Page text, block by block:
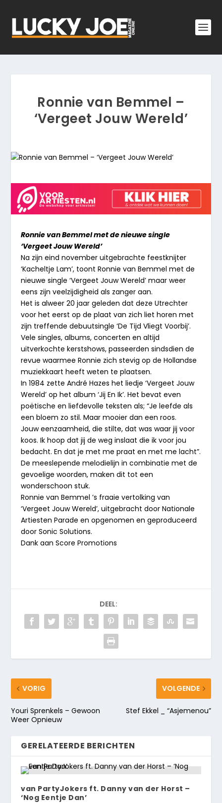
Ronnie van Bemmel –
‘Vergeet Jouw Wereld’
Ronnie van Bemmel met de nieuwe single
‘Vergeet Jouw Wereld’
Na zijn eind november uitgebrachte feestknijter
‘Kacheltje Lam’, toont Ronnie van Bemmel met de
nieuwe single ‘Vergeet Jouw Wereld’ maar weer
eens zijn veelzijdigheid als zanger aan.
Het is alweer 20 jaar geleden dat deze Utrechter
voor het eerst op de plaat van zich liet horen met
zijn treffende debuutsingle ‘De Tijd Vliegt Voorbij’.
Vele singles, albums, concerten en altijd
uitverkochte kerstshows, passeerden sindsdien de
revue waarmee Ronnie zich stevig op de Hollandse
muziekkaart heeft weten te plaatsen.
In 1984 zette André Hazes het liedje ‘Vergeet Jouw
Wereld’ op het album ‘Jij En Ik’. Het bevat even
poëtische en liefdevolle teksten als; “Je leefde als
een bloem zo stil. Maar mooier dan een roos.
Jouw eenzaamheid, die stilte, dat was waar jij voor
koos. Ik hoop dat jij de weg inslaat die ik voor jou
bedacht. En dat je met me praat en met me lacht”.
De meeslepende melodielijn in combinatie met de
gevoelige woorden, maken dit tot een
wonderschoon stuk.
Ronnie van Bemmel ’s fraaie vertolking van
‘Vergeet Jouw Wereld’, uitgebracht door Nationale
Artiesten Parade en opgenomen en geproduceerd
door Sonic Solutions.
Dank aan Score Promotions
DEEL:
VORIG
Youri Sprenkels – Gewoon
Weer Opnieuw
VOLGENDE
Stef Ekkel _ “Asjemenou”
GERELATEERDE BERICHTEN
van PartyJokers ft. Danny van der Horst –
‘Nog Eentje Dan’